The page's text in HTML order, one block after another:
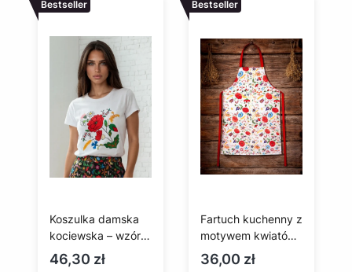
Bestseller
Koszulka damska
kociewska – wzór
haftu kociewskiego
Cena
46,30 zł
Bestseller
Fartuch kuchenny z
motywem kwiatów
kociewskich, biały
Cena
36,00 zł